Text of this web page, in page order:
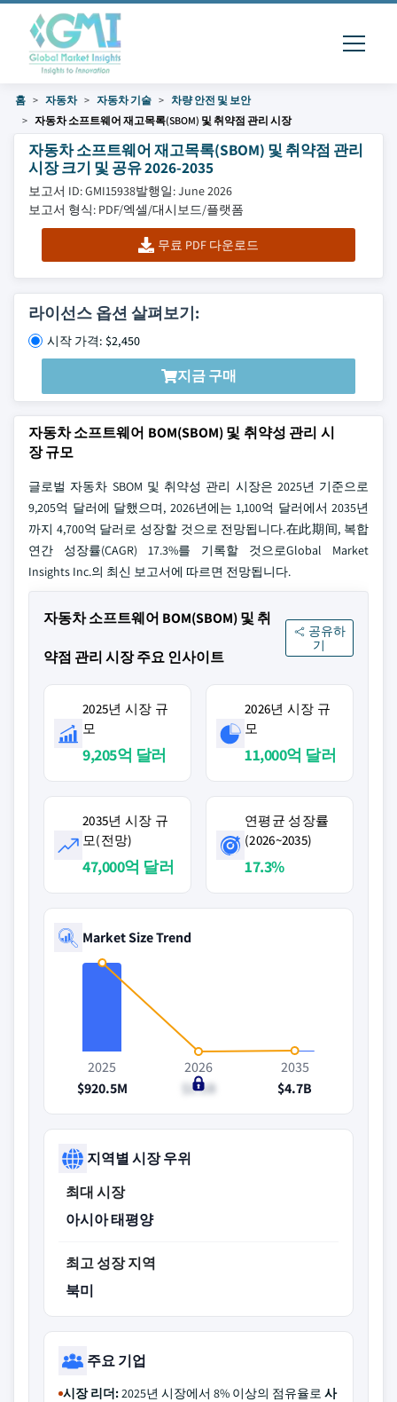
홈 자동차 자동차 기술
차량 안전 및 보안
자동차 소프트웨어 재고목록(SBOM) 및 취약점 관리 시장
자동차 소프트웨어 재고목록(SBOM) 및 취약점 관리
시장 크기 및 공유 2026-2035
보고서 ID: GMI15938발행일: June 2026
보고서 형식: PDF/엑셀/대시보드/플랫폼
무료 PDF 다운로드
라이선스 옵션 살펴보기:
시작 가격: $2,450
지금 구매
자동차 소프트웨어 BOM(SBOM) 및 취약성 관리 시
장 규모
글로벌 자동차 SBOM 및 취약성 관리 시장은 2025년 기준으로
9,205억 달러에 달했으며, 2026년에는 1,100억 달러에서 2035년
까지 4,700억 달러로 성장할 것으로 전망됩니다.在此期间, 복합
연간 성장률(CAGR) 17.3%를 기록할 것으로Global Market
Insights Inc.의 최신 보고서에 따르면 전망됩니다.
자동차 소프트웨어 BOM(SBOM) 및 취
약점 관리 시장 주요 인사이트
공유하
기
2025년 시장 규
모
9,205억 달러
2026년 시장 규
모
11,000억 달러
2035년 시장 규
모(전망)
47,000억 달러
연평균 성장률
(2026~2035)
17.3%
Market Size Trend
2025
$920.5M
2026
$1.1B
2035
$4.7B
지역별 시장 우위
최대 시장
아시아 태평양
최고 성장 지역
북미
주요 기업
시장 리더:2025년 시장에서 8% 이상의 점유율로 사